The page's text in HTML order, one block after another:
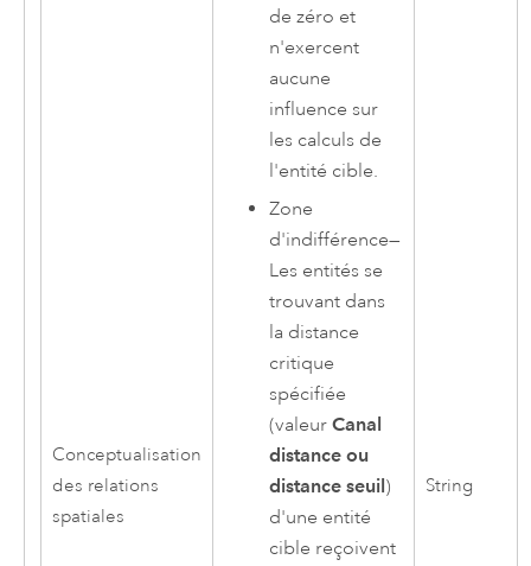
Conceptualisation
des relations
spatiales
de zéro et
n'exercent
aucune
influence sur
les calculs de
l'entité cible.
Zone
d'indifférence—
Les entités se
trouvant dans
la distance
critique
spécifiée
(valeurCanal
distance ou
distance seuil )
d'une entité
cible reçoivent
String